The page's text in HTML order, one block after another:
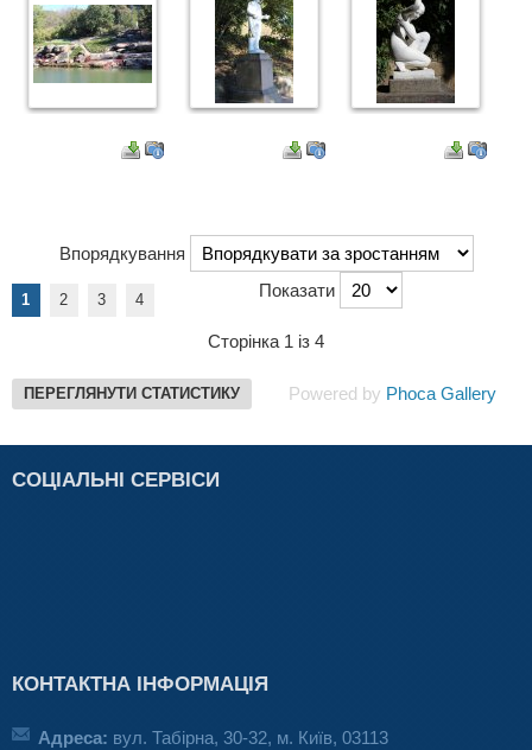
Впорядкування
Показати
1 2 3 4
Сторінка 1 із 4
ПЕРЕГЛЯНУТИ СТАТИСТИКУ Powered by Phoca Gallery
СОЦІАЛЬНІ СЕРВІСИ
КОНТАКТНА ІНФОРМАЦІЯ
Адреса: вул. Табірна, 30-32, м. Київ, 03113